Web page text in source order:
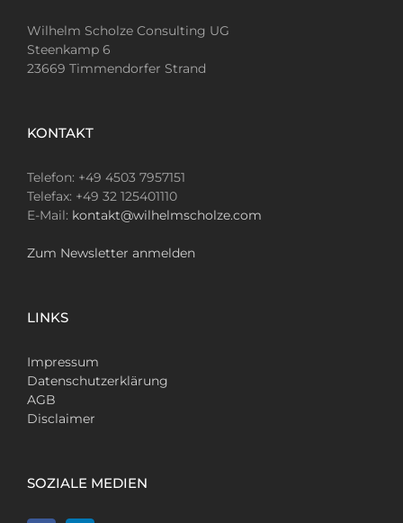
Wilhelm Scholze Consulting UG
Steenkamp 6
23669 Timmendorfer Strand
KONTAKT
Telefon: +49 4503 7957151
Telefax: +49 32 125401110
E-Mail: kontakt@wilhelmscholze.com
Zum Newsletter anmelden
LINKS
Impressum
Datenschutzerklärung
AGB
Disclaimer
SOZIALE MEDIEN